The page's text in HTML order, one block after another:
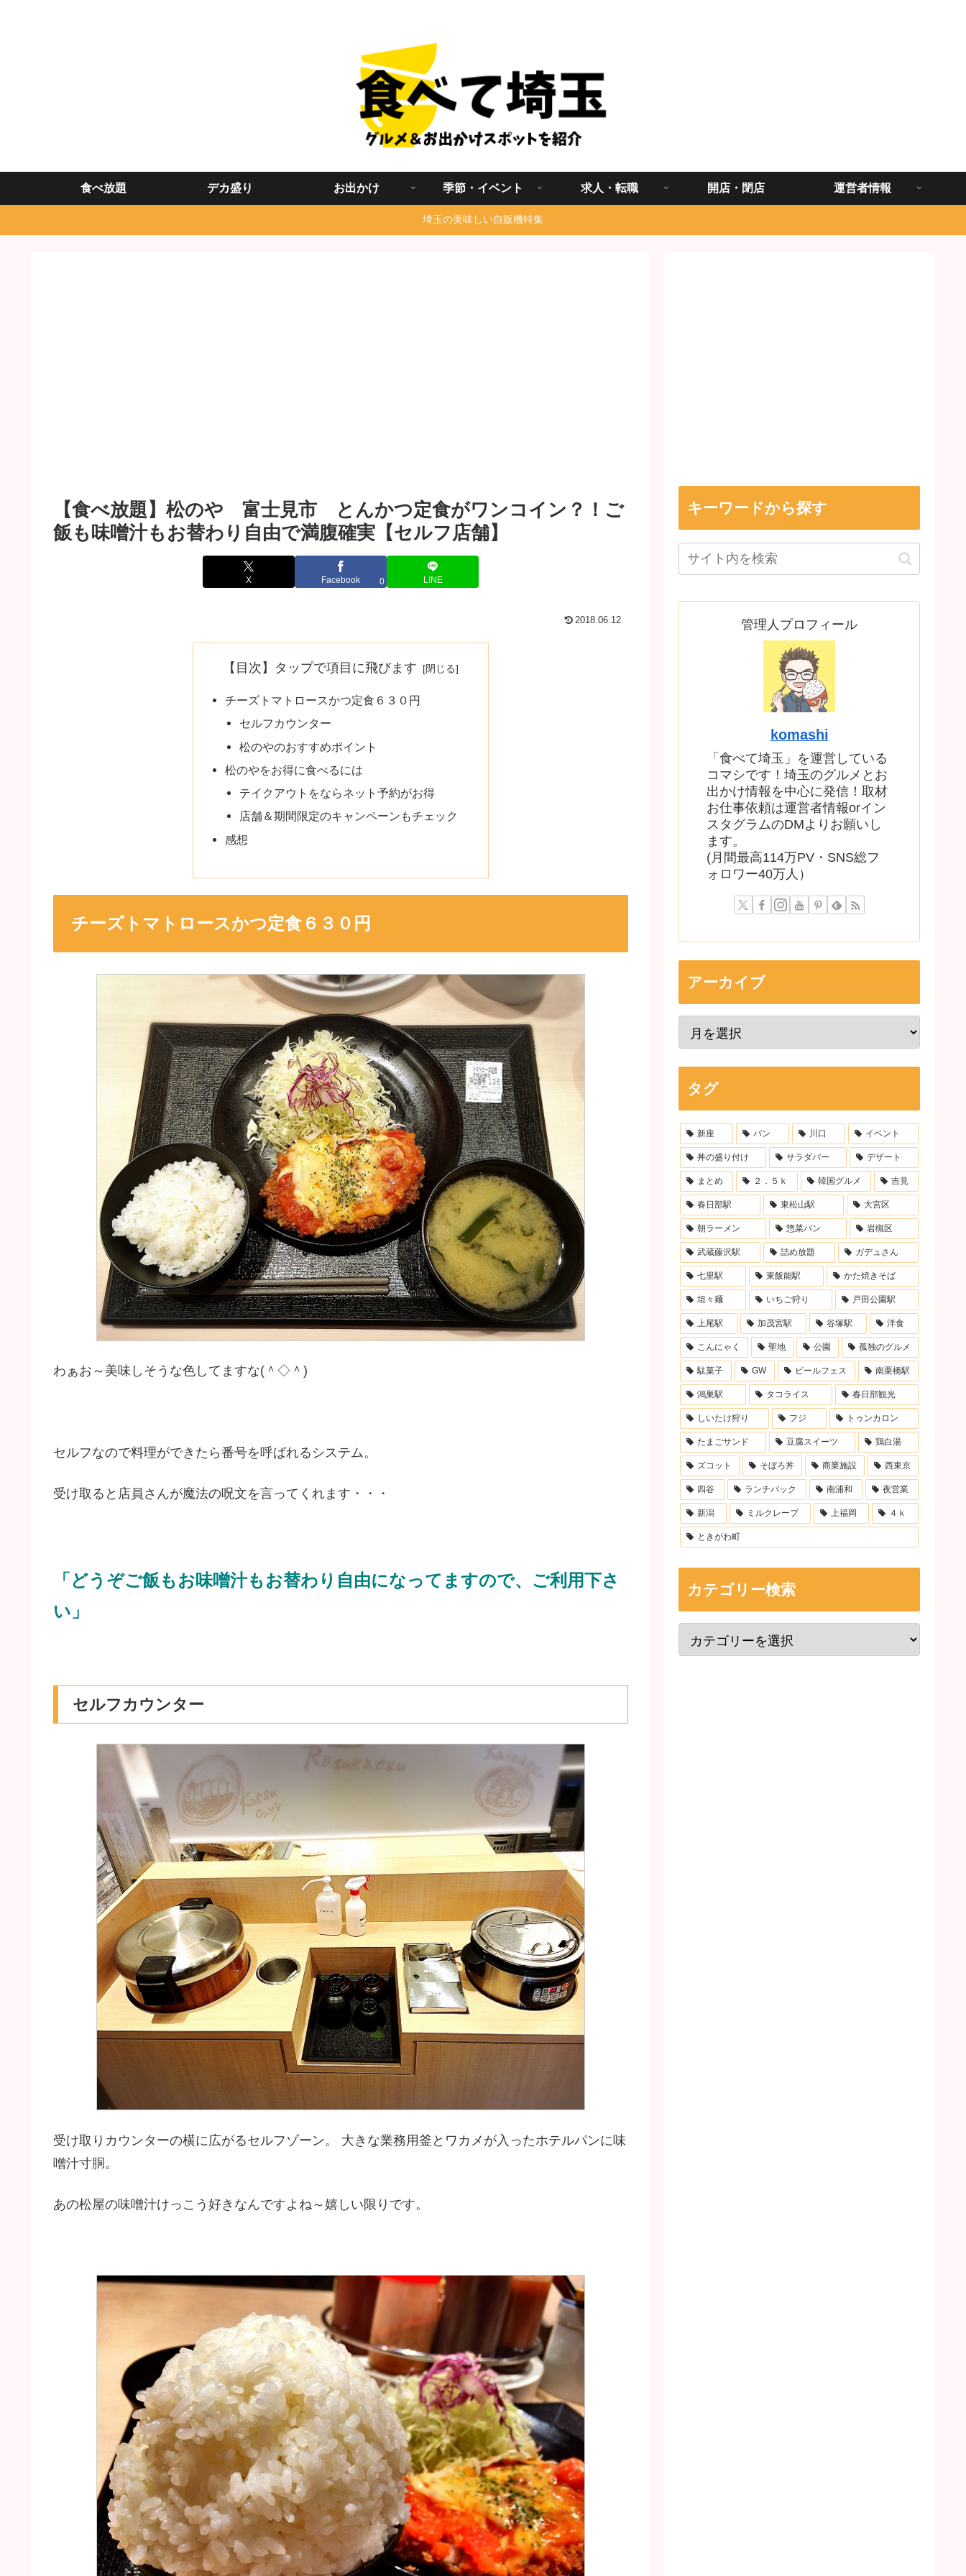
食べ放題 デカ盛り お出かけ 季節・イベント 求人・転職 開店・閉店 運営者情報
埼玉の美味しい自販機特集
【食べ放題】松のや 富士見市 とんかつ定食がワンコイン？！ご
飯も味噌汁もお替わり自由で満腹確実【セルフ店舗】
X Facebook 0 LINE
2018.06.12
【目次】タップで項目に飛びます
チーズトマトロースかつ定食６３０円
セルフカウンター
松のやのおすすめポイント
松のやをお得に食べるには
テイクアウトをならネット予約がお得
店舗＆期間限定のキャンペーンもチェック
感想
チーズトマトロースかつ定食６３０円
わぁお～美味しそうな色してますな(＾◇＾)
セルフなので料理ができたら番号を呼ばれるシステム。
受け取ると店員さんが魔法の呪文を言ってくれます・・・
「どうぞご飯もお味噌汁もお替わり自由になってますので、ご利用下さ
い」
セルフカウンター
受け取りカウンターの横に広がるセルフゾーン。 大きな業務用釜とワカメが入ったホテルパンに味
噌汁寸胴。
あの松屋の味噌汁けっこう好きなんですよね～嬉しい限りです。
キーワードから探す
管理人プロフィール
komashi
「食べて埼玉」を運営している
コマシです！埼玉のグルメとお
出かけ情報を中心に発信！取材
お仕事依頼は運営者情報orイン
スタグラムのDMよりお願いし
ます。
(月間最高114万PV・SNS総フ
ォロワー40万人）
アーカイブ
タグ
新座 パン 川口 イベント
丼の盛り付け サラダバー デザート
まとめ ２．５ｋ 韓国グルメ 吉見
春日部駅 東松山駅 大宮区
朝ラーメン 惣菜パン 岩槻区
武蔵藤沢駅 詰め放題 ガデュさん
七里駅 東飯能駅 かた焼きそば
坦々麺 いちご狩り 戸田公園駅
上尾駅 加茂宮駅 谷塚駅 洋食
こんにゃく 聖地 公園 孤独のグルメ
駄菓子 GW ビールフェス 南栗橋駅
鴻巣駅 タコライス 春日部観光
しいたけ狩り フジ トゥンカロン
たまごサンド 豆腐スイーツ 鶏白湯
ズコット そぼろ丼 商業施設 西東京
四谷 ランチパック 南浦和 夜営業
新潟 ミルクレープ 上福岡 ４ｋ
ときがわ町
カテゴリー検索